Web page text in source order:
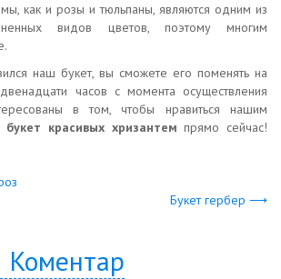
как и розы и тюльпаны, являются одним из
видов цветов, поэтому многим
наш букет, вы сможете его поменять на
часов с момента осуществления
в том, чтобы нравиться нашим
букет красивых хризантем прямо сейчас!
Букет гербер ⟶
Коментар